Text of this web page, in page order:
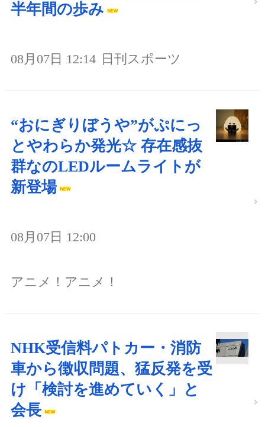
半年間の歩み
08月07日 12:14 日刊スポーツ
“おにぎりぼうや”がぷにっ
とやわらか発光☆ 存在感抜
群なのLEDルームライトが
新登場
08月07日 12:00
アニメ！アニメ！
NHK受信料パトカー・消防
車から徴収問題、猛反発を受
け「検討を進めていく」と
会長